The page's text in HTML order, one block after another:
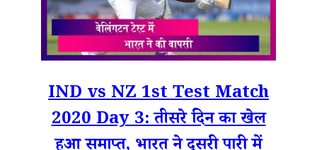
IND vs NZ 1st Test Match
2020 Day 3: तीसरे दिन का खेल